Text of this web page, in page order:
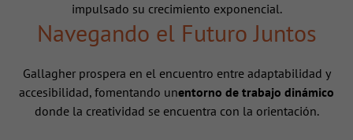
impulsado su crecimiento exponencial.
Navegando el Futuro Juntos
Gallagher prospera en el encuentro entre adaptabilidad y
accesibilidad, fomentando unentorno de trabajo dinámico
donde la creatividad se encuentra con la orientación.